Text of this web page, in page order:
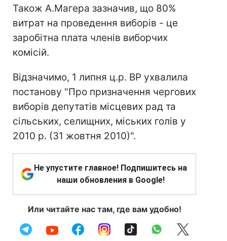
Також А.Магера зазначив, що 80%
витрат на проведення виборів - це
заробітна плата членів виборчих
комісій.
Відзначимо, 1 липня ц.р. ВР ухвалила
постанову "Про призначення чергових
виборів депутатів місцевих рад та
сільських, селищних, міських голів у
2010 р. (31 жовтня 2010)".
Не упустите главное! Подпишитесь на
наши обновления в Google!
Или читайте нас там, где вам удобно!